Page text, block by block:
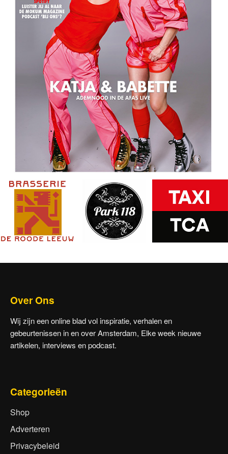
Over Ons
Wij zijn een online blad vol inspiratie, verhalen en
gebeurtenissen in en over Amsterdam, Elke week nieuwe
artikelen, interviews en podcast.
Categorieën
Shop
Adverteren
Privacybeleid